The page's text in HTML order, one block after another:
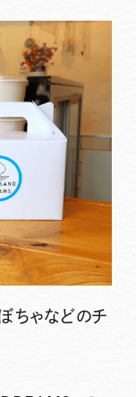
ちゃなどのチ